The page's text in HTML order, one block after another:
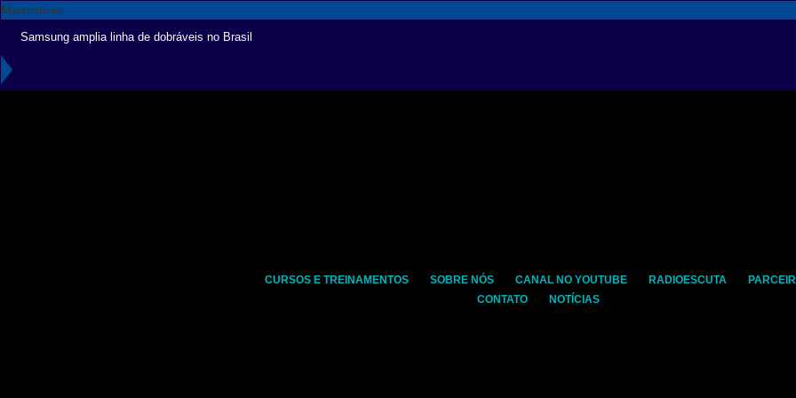
Manchetes
Samsung amplia linha de dobráveis no Brasil
CURSOS E TREINAMENTOS SOBRE NÓS CANAL NO YOUTUBE RADIOESCUTA
CONTATO
NOTÍCIAS